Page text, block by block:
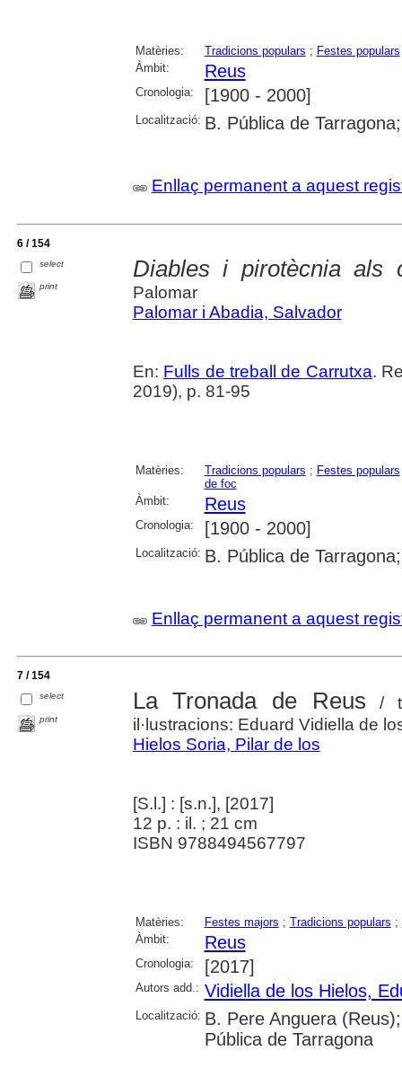
Matèries: Tradicions populars ; Festes populars
Àmbit:
Reus
Cronologia: [1900 - 2000]
Localització: B. Pública de
Enllaç permanent a aquest
6 / 154
select
print
Diables i pirotècnia als
Palomar
Palomar i Abadia, Salvador
En: Fulls de treball de Carrutxa.
2019), p. 81-95
Matèries: Tradicions populars ; Festes populars
de foc
Àmbit:
Reus
Cronologia: [1900 - 2000]
Localització: B. Pública de
Enllaç permanent a aquest
7 / 154
select
print
La Tronada de Reus /
il·lustracions: Eduard Vidiella de
Hielos Soria, Pilar de los
[S.l.] : [s.n.], [2017]
12 p. : il. ; 21 cm
ISBN 9788494567797
Matèries: Festes majors ; Tradicions populars ;
Àmbit:
Reus
Cronologia: [2017]
Autors add.: Vidiella de los Hielos,
Localització: B. Pere Anguera
Pública de Tarragona